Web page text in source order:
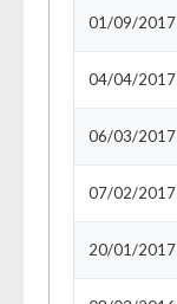
01/09/2017
04/04/2017
06/03/2017
07/02/2017
20/01/2017